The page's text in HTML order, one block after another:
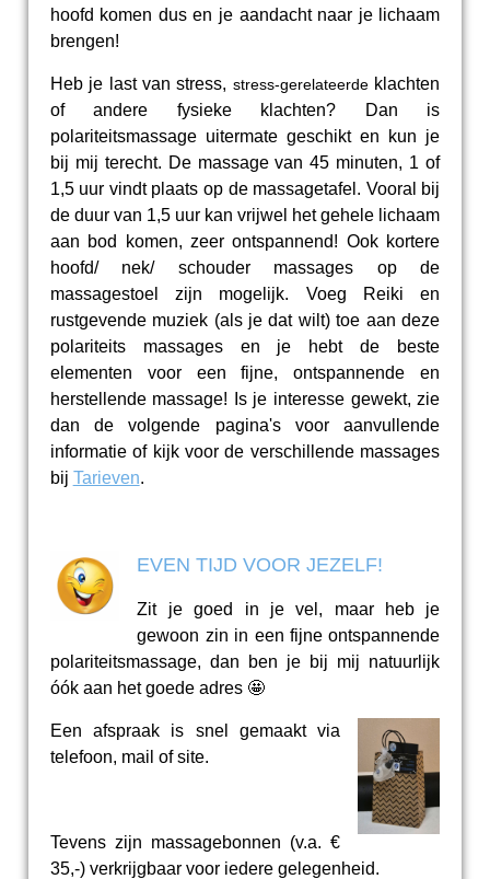
hoofd komen dus en je aandacht naar je lichaam
brengen!
Heb je last van stress, stress-gerelateerdeklachten
of andere fysieke klachten? Dan is
polariteitsmassage uitermate geschikt en kun je
bij mij terecht. De massage van 45 minuten, 1 of
1,5 uur vindt plaats op de massagetafel. Vooral bij
de duur van 1,5 uur kan vrijwel het gehele lichaam
aan bod komen, zeer ontspannend! Ook kortere
hoofd/ nek/ schouder massages op de
massagestoel zijn mogelijk. Voeg Reiki en
rustgevende muziek (als je dat wilt) toe aan deze
polariteits massages en je hebt de beste
elementen voor een fijne, ontspannende en
herstellende massage! Is je interesse gewekt, zie
dan de volgende pagina's voor aanvullende
informatie of kijk voor de verschillende massages
bij Tarieven.
EVEN TIJD VOOR JEZELF!
Zit je goed in je vel, maar heb je
gewoon zin in een fijne ontspannende
polariteitsmassage, dan ben je bij mij natuurlijk
óók aan het goede adres 🤩
Een afspraak is snel gemaakt via
telefoon, mail of site.
Tevens zijn massagebonnen (v.a. €
35,-) verkrijgbaar voor iedere gelegenheid.